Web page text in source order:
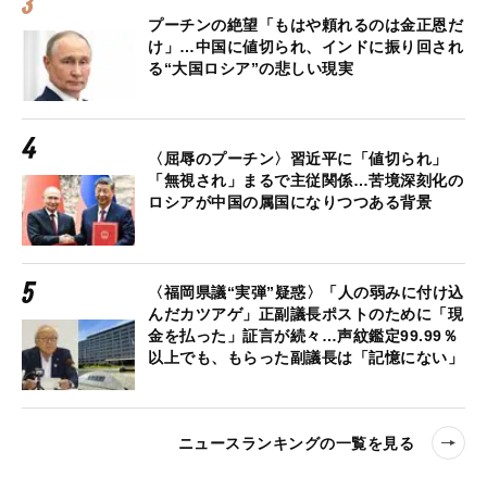
プーチンの絶望「もはや頼れるのは金正恩だ
け」…中国に値切られ、インドに振り回され
る“大国ロシア”の悲しい現実
〈屈辱のプーチン〉習近平に「値切られ」
「無視され」まるで主従関係…苦境深刻化の
ロシアが中国の属国になりつつある背景
〈福岡県議“実弾”疑惑〉「人の弱みに付け込
んだカツアゲ」正副議長ポストのために「現
金を払った」証言が続々…声紋鑑定99.99％
以上でも、もらった副議長は「記憶にない」
ニュースランキングの一覧を見る